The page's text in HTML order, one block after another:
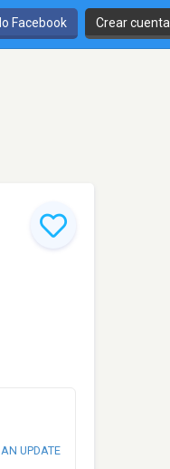
Facebook Crear cuenta
UPDATE